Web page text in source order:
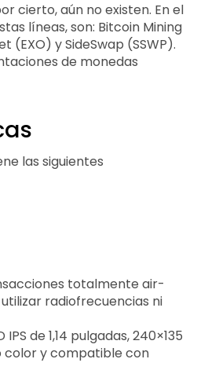
cierto, aún no existen. En el
líneas, son: Bitcoin Mining
(EXO) y SideSwap (SSWP).
de monedas
las siguientes
totalmente air-
radiofrecuencias ni
de 1,14 pulgadas, 240×135
color y compatible con